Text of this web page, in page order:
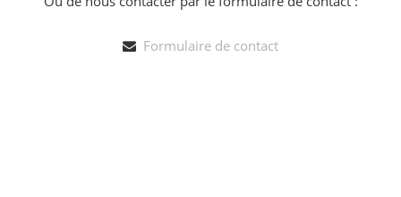
Formulaire de contact